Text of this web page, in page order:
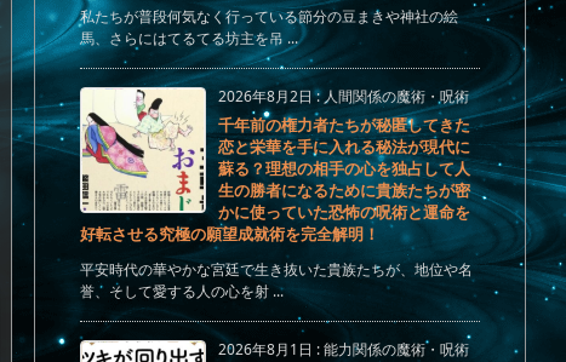
私たちが普段何気なく行っている節分の豆まきや神社の絵
馬、さらにはてるてる坊主を吊 ...
2026年8月2日:人間関係の魔術・呪術
千年前の権力者たちが秘匿してきた
恋と栄華を手に入れる秘法が現代に
蘇る？理想の相手の心を独占して人
生の勝者になるために貴族たちが密
かに使っていた恐怖の呪術と運命を
好転させる究極の願望成就術を完全解明！
平安時代の華やかな宮廷で生き抜いた貴族たちが、地位や名
誉、そして愛する人の心を射 ...
2026年8月1日 :能力関係の魔術・呪術